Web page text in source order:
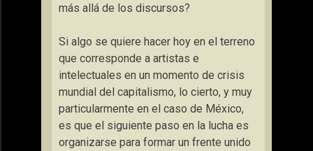
más allá de los discursos?
Si algo se quiere hacer hoy en el terreno
que corresponde a artistas e
intelectuales en un momento de crisis
mundial del capitalismo, lo cierto, y muy
particularmente en el caso de México,
es que el siguiente paso en la lucha es
organizarse para formar un frente unido